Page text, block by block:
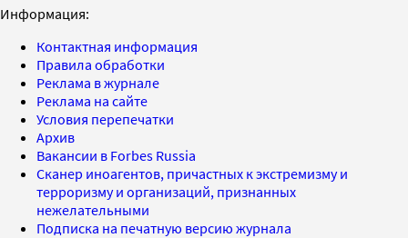
Информация:
Контактная информация
Правила обработки
Реклама в журнале
Реклама на сайте
Условия перепечатки
Архив
Вакансии в Forbes Russia
Сканер иноагентов, причастных к экстремизму и
терроризму и организаций, признанных
нежелательными
Подписка на печатную версию журнала